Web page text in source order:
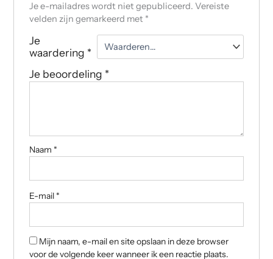
Je e-mailadres wordt niet gepubliceerd. Vereiste
velden zijn gemarkeerd met *
Je
waardering *
Je beoordeling *
Naam *
E-mail *
Mijn naam, e-mail en site opslaan in deze browser
voor de volgende keer wanneer ik een reactie plaats.